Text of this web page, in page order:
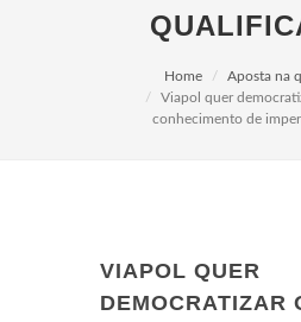
Home
Aposta na
Viapol quer
conhecimento de
VIAPOL QUER
DEMOCRATIZAR